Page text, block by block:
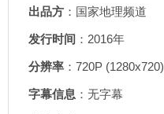
出品方 ：国家地理频道
发行时间 ：2016年
分辨率 ：720P (1280x720)
字幕信息 ：无字幕